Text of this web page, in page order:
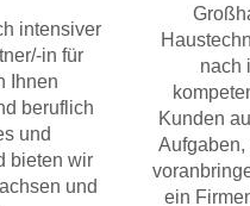
intensiver
in für
Ihnen
beruflich
und
bieten wir
und
nach
Kunden
Aufgaben,
ein